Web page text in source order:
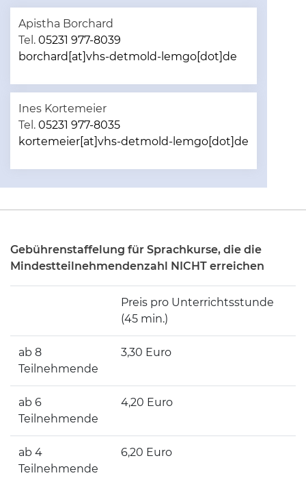
Apistha Borchard
Tel. 05231 977-8039
borchard[at]vhs-detmold-lemgo[dot]de
Ines Kortemeier
Tel. 05231 977-8035
kortemeier[at]vhs-detmold-lemgo[dot]de
Gebührenstaffelung für Sprachkurse, die die
Mindestteilnehmendenzahl NICHT erreichen
Preis pro Unterrichtsstunde
(45 min.)
ab 8
Teilnehmende
3,30 Euro
ab 6
Teilnehmende
4,20 Euro
ab 4
Teilnehmende
6,20 Euro